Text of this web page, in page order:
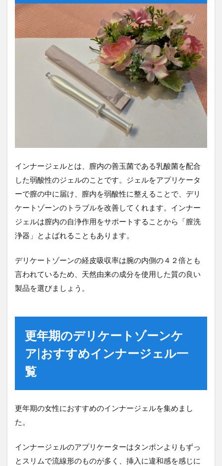
インナージェルとは、膣内の善玉菌である乳酸菌を配合
した弱酸性のジェルのことです。ジェルをアプリケータ
ーで膣の中に届け、膣内を弱酸性に整えることで、デリ
ケートゾーンのトラブルを改善してくれます。インナー
ジェルは膣内の自浄作用をサポートすることから「膣洗
浄器」とよばれることもあります。
デリケートゾーンの経皮吸収率は腕の内側の４２倍とも
言われているため、天然由来の成分を使用した質の良い
製品を選びましょう。
更年期のデリケートゾーンケ
ア|おすすめインナージェル一
覧
更年期の女性におすすめのインナージェルを集めまし
た。
インナージェルのアプリケーターはタンポンよりもずっ
とスリムで流線形のものが多く、挿入に違和感を感じに